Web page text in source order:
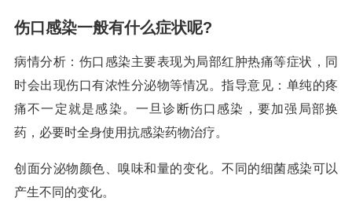
伤口感染一般有什么症状呢?
病情分析：伤口感染主要表现为局部红肿热痛等症状，同
时会出现伤口有浓性分泌物等情况。指导意见：单纯的疼
痛不一定就是感染。一旦诊断伤口感染，要加强局部换
药，必要时全身使用抗感染药物治疗。
创面分泌物颜色、嗅味和量的变化。不同的细菌感染可以
产生不同的变化。